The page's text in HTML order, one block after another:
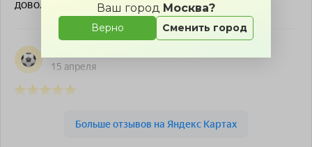
Ваш город Москва?
Верно Сменить город